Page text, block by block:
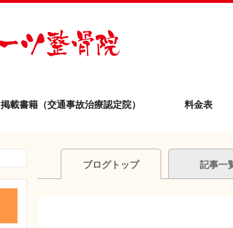
掲載書籍（交通事故治療認定院） 料金表
ブログトップ 記事一